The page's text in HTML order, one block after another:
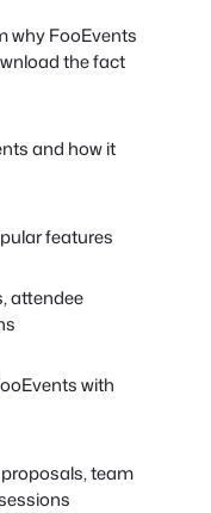
why FooEvents
the fact
and how it
features
attendee
with
team